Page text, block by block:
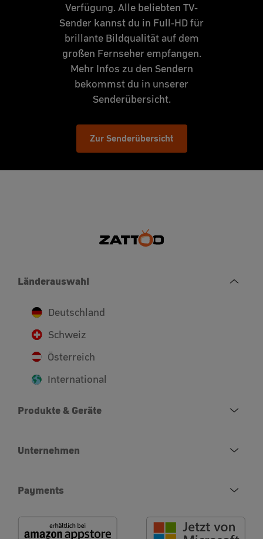
Verfügung. Alle beliebten TV-
Sender kannst du in Full-HD für
brillante Bildqualität auf dem
großen Fernseher empfangen.
Mehr Infos zu den Sendern
bekommst du in unserer
Senderübersicht.
Zur Senderübersicht
Länderauswahl
Deutschland
Schweiz
Österreich
International
Produkte & Geräte
Unternehmen
Payments